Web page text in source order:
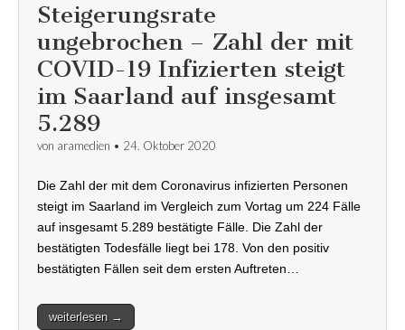
Steigerungsrate
ungebrochen – Zahl der mit
COVID-19 Infizierten steigt
im Saarland auf insgesamt
5.289
von aramedien • 24. Oktober 2020
Die Zahl der mit dem Coronavirus infizierten Personen
steigt im Saarland im Vergleich zum Vortag um 224 Fälle
auf insgesamt 5.289 bestätigte Fälle. Die Zahl der
bestätigten Todesfälle liegt bei 178. Von den positiv
bestätigten Fällen seit dem ersten Auftreten…
weiterlesen →